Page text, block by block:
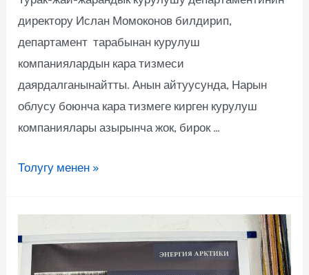
директору Ислан Момоконов билдирип,
департамент тарабынан курулуш
компаниялардын кара тизмеси
даярдалганынайтты. Анын айтуусунда, Нарын
облусу боюнча кара тизмеге кирген курулуш
компаниялары азырынча жок, бирок …
Толугу менен »